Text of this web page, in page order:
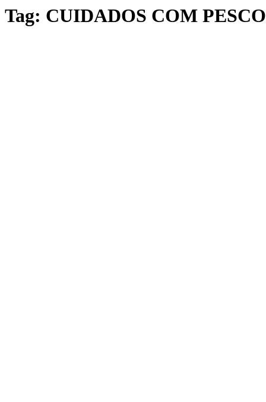
Tag: CUIDADOS COM